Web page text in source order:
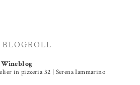
BLOGROLL
in pizzeria 32 | Serena Iammarino